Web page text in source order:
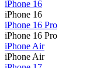
iPhone 16
iPhone 16
iPhone 16 Pro
iPhone 16 Pro
iPhone Air
iPhone Air